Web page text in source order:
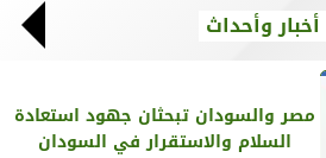
أخبار وأحداث
مصر والسودان تبحثان جهود استعادة
السلام والاستقرار في السودان